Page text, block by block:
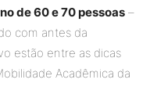
de 60 e 70 pessoas –
com antes da
estão entre as dicas
Acadêmica da